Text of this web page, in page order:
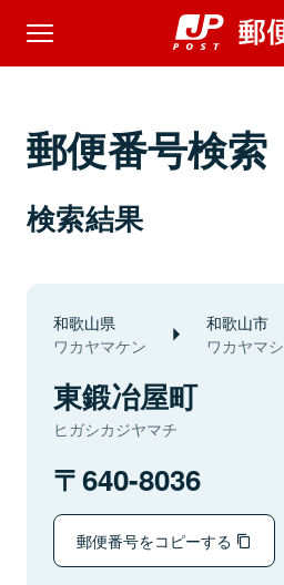
郵便番号検索
検索結果
和歌山県
ワカヤマケン
和歌山市
ワカヤマシ
東鍛冶屋町
ヒガシカジヤマチ
640-8036
郵便番号をコピーする